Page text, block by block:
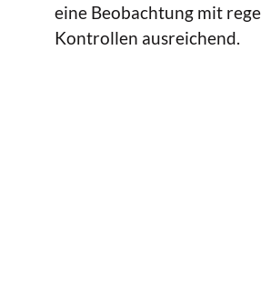
eine Beobachtung mit
Kontrollen ausreichend.